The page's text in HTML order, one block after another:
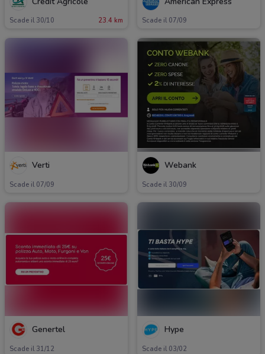
Scade il 30/10 23.4 km Scade il 07/09
Verti
Scade il 07/09
Webank
Scade il 30/09
Genertel
Scade il 31/12
Hype
Scade il 03/02